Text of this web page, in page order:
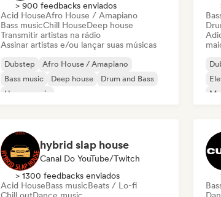
> 900 feedbacks enviados
Acid HouseAfro House / Amapiano
Bass musicChill HouseDeep house
Transmitir artistas na rádio
Assinar artistas e/ou lançar suas músicas
Dubstep
Afro House / Amapiano
Bass music
Deep house
Drum and Bass
House music
hybrid slap house
Canal Do YouTube/Twitch
> 1300 feedbacks enviados
Acid HouseBass musicBeats / Lo-fi